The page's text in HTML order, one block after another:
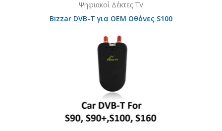
Ψηφιακοί Δέκτες TV
Bizzar DVB-T για OEM Οθόνες S100